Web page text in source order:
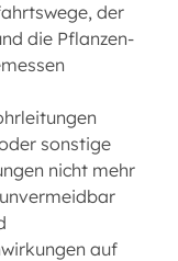
der
die Pflanzen-
sonstige
nicht mehr
auf